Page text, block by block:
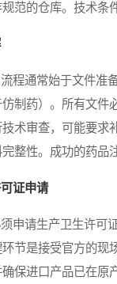
范的仓库。技术条
通常始于文件准备
制药）。所有文
术审查，可能要
整性。成功的药品
证申请
请生产卫生许可
节是接受官方的
保进口产品已在原